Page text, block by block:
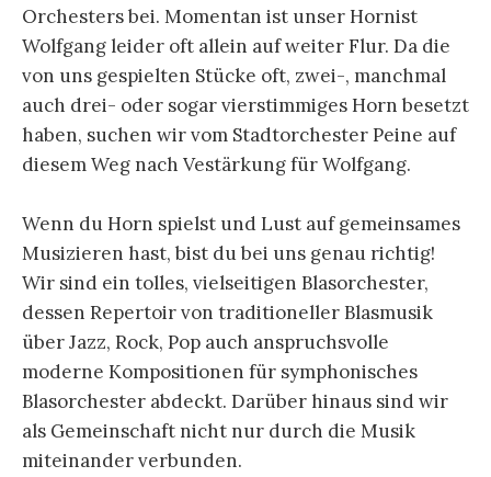
Orchesters bei. Momentan ist unser Hornist
Wolfgang leider oft allein auf weiter Flur. Da die
von uns gespielten Stücke oft, zwei-, manchmal
auch drei- oder sogar vierstimmiges Horn besetzt
haben, suchen wir vom Stadtorchester Peine auf
diesem Weg nach Vestärkung für Wolfgang.
Wenn du Horn spielst und Lust auf gemeinsames
Musizieren hast, bist du bei uns genau richtig!
Wir sind ein tolles, vielseitigen Blasorchester,
dessen Repertoir von traditioneller Blasmusik
über Jazz, Rock, Pop auch anspruchsvolle
moderne Kompositionen für symphonisches
Blasorchester abdeckt. Darüber hinaus sind wir
als Gemeinschaft nicht nur durch die Musik
miteinander verbunden.